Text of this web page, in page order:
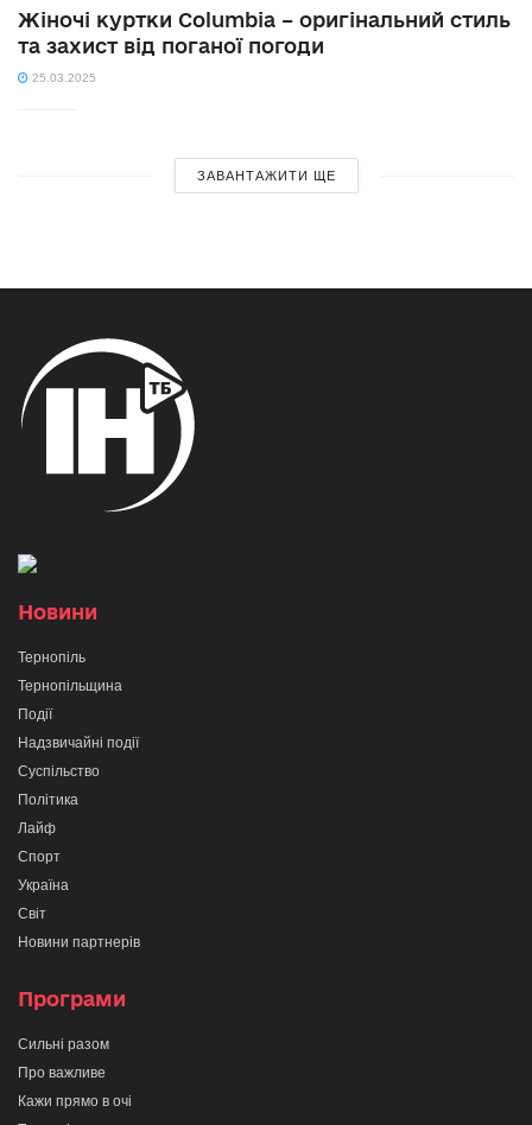
Жіночі куртки Columbia – оригінальний стиль
та захист від поганої погоди
25.03.2025
ЗАВАНТАЖИТИ ЩЕ
Новини
Тернопіль
Тернопільщина
Події
Надзвичайні події
Суспільство
Політика
Лайф
Спорт
Україна
Світ
Новини партнерів
Програми
Сильні разом
Про важливе
Кажи прямо в очі